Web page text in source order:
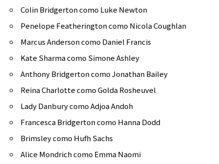
Colin Bridgerton como Luke Newton
Penelope Featherington como Nicola Coughlan
Marcus Anderson como Daniel Francis
Kate Sharma como Simone Ashley
Anthony Bridgerton como Jonathan Bailey
Reina Charlotte como Golda Rosheuvel
Lady Danbury como Adjoa Andoh
Francesca Bridgerton como Hanna Dodd
Brimsley como Hufh Sachs
Alice Mondrich como Emma Naomi